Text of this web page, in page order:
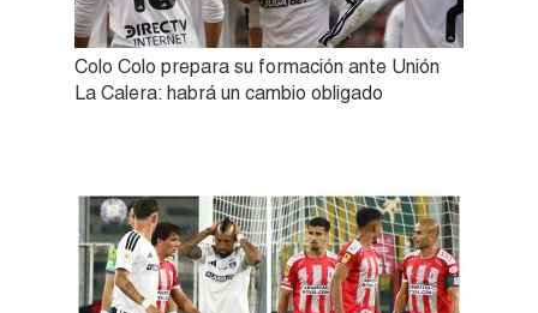
Colo Colo prepara su formación ante Unión
La Calera: habrá un cambio obligado